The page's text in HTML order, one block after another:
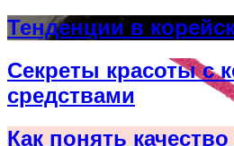
Тенденции в
Секреты красоты с
средствами
Как понять